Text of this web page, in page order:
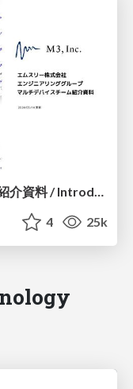
エムスリーマルチデバイスチーム紹介資料 / Introduction of M3 Multi Device Team
4 25k